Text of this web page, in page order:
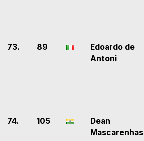
73. 89
Edoardo de
Antoni
74. 105
Dean
Mascarenhas